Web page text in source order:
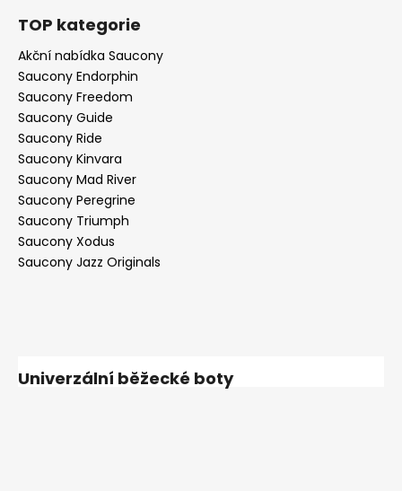
TOP kategorie
Akční nabídka Saucony
Saucony Endorphin
Saucony Freedom
Saucony Guide
Saucony Ride
Saucony Kinvara
Saucony Mad River
Saucony Peregrine
Saucony Triumph
Saucony Xodus
Saucony Jazz Originals
Univerzální běžecké boty